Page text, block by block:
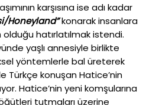
karşısına ise adı kadar
Honeyland”konarak insanlara
hatırlatılmak istendi.
yaşlı annesiyle birlikte
yöntemlerle bal üreterek
Türkçe konuşan Hatice’nin
Hatice’nin yeni komşularına
tutmaları üzerine